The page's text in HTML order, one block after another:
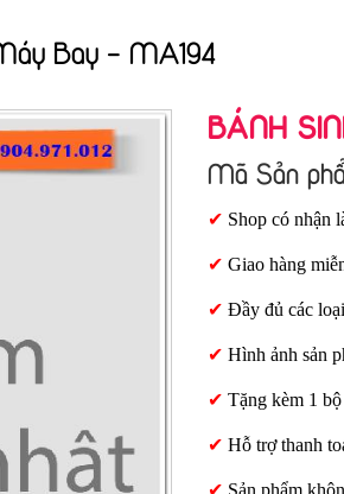
Bay - MA194
BÁNH
Mã Sản
✔ Shop có nhận
✔ Giao hàng
✔ Đầy đủ các
✔ Hình ảnh sản
✔ Tặng kèm 1
✔ Hỗ trợ thanh